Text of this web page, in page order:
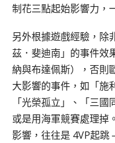
制花三點起始影響力，
另外根據遊戲經驗，除
茲．斐迪南」的事件效
納與布達佩斯），否則
大影響的事件，如「施
「光榮孤立」、「三
或是用海軍競賽處理掉
影響，往往是 4VP起